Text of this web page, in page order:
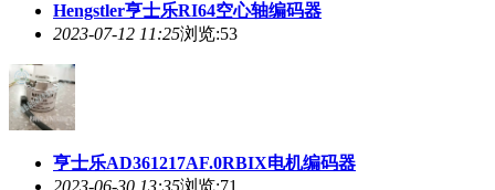
Hengstler亨士乐RI64空心轴编码器
2023-07-12 11:25浏览:53
亨士乐AD361217AF.0RBIX电机编码器
2023-06-30 13:35浏览:71